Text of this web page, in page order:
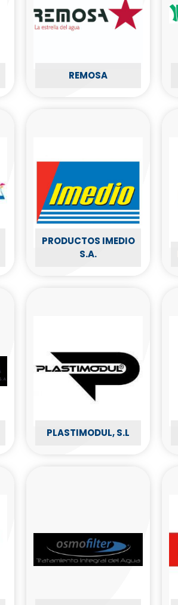
REMOSA
PRODUCTOS IMEDIO
S.A.
PLASTIMODUL, S.L